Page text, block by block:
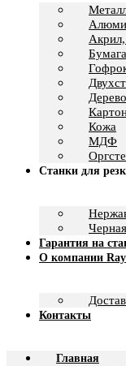
Акрил,
Бумага
Дерево
Кожа
МДФ
Станки для
Гарантия на
О компании
Контакты
Главная